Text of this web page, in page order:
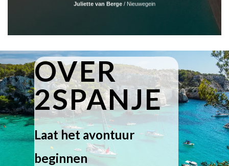
Juliette van Berge / Nieuwegein
OVER
2SPANJE
Laat het avontuur
beginnen